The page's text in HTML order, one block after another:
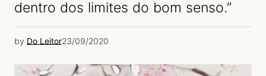
dentro dos limites do bom senso.”
by Do Leitor23/09/2020